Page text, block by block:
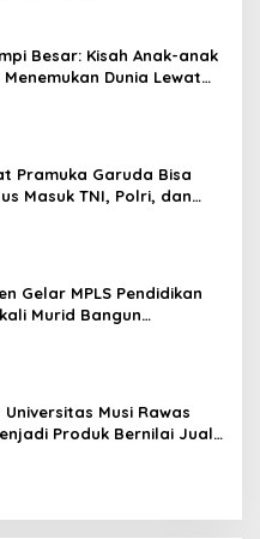
Besar: Kisah Anak-anak
Dunia Lewat
Pramuka Garuda Bisa
Masuk TNI, Polri, dan
Gelar MPLS Pendidikan
Murid Bangun
Universitas Musi Rawas
Produk Bernilai Jual
Desa Air Satan